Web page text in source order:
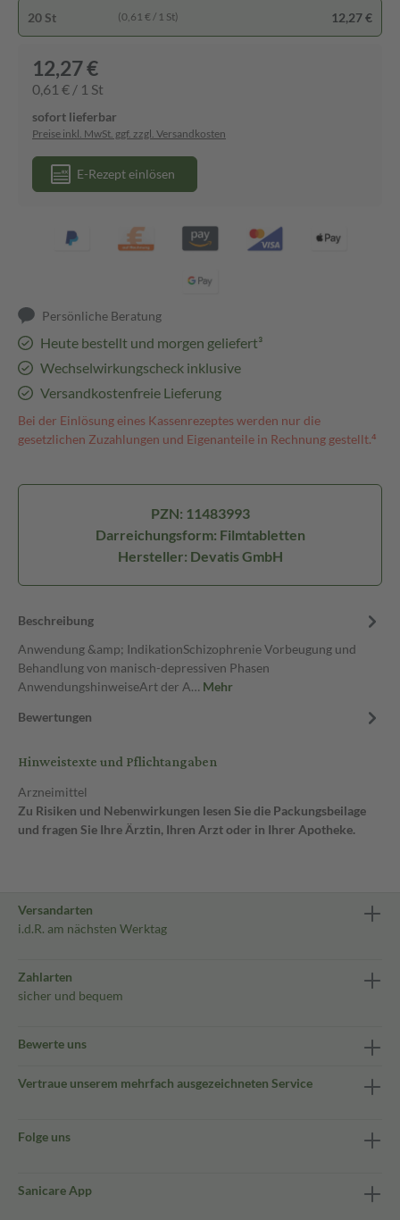
20 St (0,61 € / 1 St) 12,27 €
12,27 €
0,61 € / 1 St
sofort lieferbar
Preise inkl. MwSt. ggf. zzgl. Versandkosten
E-Rezept einlösen
Persönliche Beratung
Heute bestellt und morgen geliefert³
Wechselwirkungscheck inklusive
Versandkostenfreie Lieferung
Bei der Einlösung eines Kassenrezeptes werden nur die
gesetzlichen Zuzahlungen und Eigenanteile in Rechnung gestellt.⁴
PZN: 11483993
Darreichungsform: Filmtabletten
Hersteller: Devatis GmbH
Beschreibung
Anwendung &amp; IndikationSchizophrenie Vorbeugung und
Behandlung von manisch-depressiven Phasen
AnwendungshinweiseArt der A… Mehr
Bewertungen
Hinweistexte und Pflichtangaben
Arzneimittel
Zu Risiken und Nebenwirkungen lesen Sie die Packungsbeilage
und fragen Sie Ihre Ärztin, Ihren Arzt oder in Ihrer Apotheke.
Versandarten
i.d.R. am nächsten Werktag
Zahlarten
sicher und bequem
Bewerte uns
Vertraue unserem mehrfach ausgezeichneten Service
Folge uns
Sanicare App